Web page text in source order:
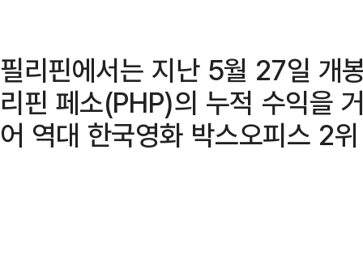
필리핀에서는 지난 5월 27일
리핀 페소(PHP)의 누적 수익을
어 역대 한국영화 박스오피스 2